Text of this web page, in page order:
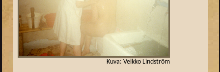
Kuva: Veikko Lindström